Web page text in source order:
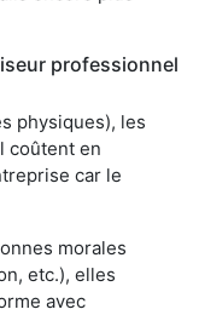
professionnel
physiques), les
coûtent en
car le
morales
etc.), elles
avec